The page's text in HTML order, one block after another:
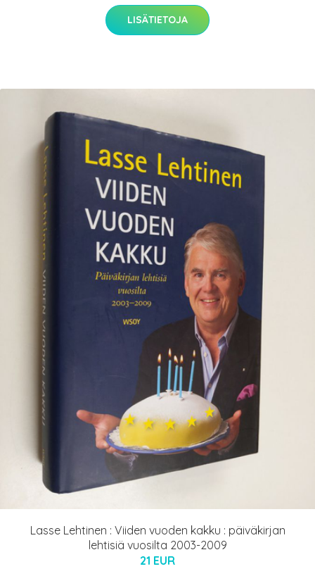
LISÄTIETOJA
Lasse Lehtinen : Viiden vuoden kakku : päiväkirjan
lehtisiä vuosilta 2003-2009
21 EUR